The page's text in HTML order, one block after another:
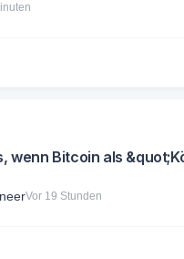
wenn Bitcoin als
Vor 19 Stunden